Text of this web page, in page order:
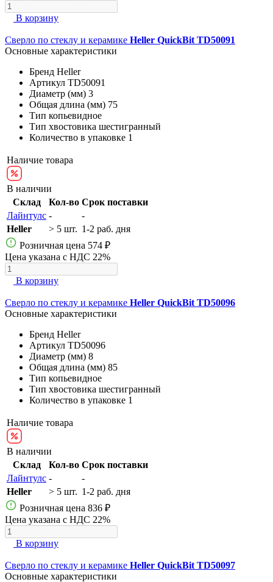
В корзину
Сверло по стеклу и керамике Heller QuickBit TD50091
Основные характеристики
Бренд Heller
Артикул TD50091
Диаметр (мм) 3
Общая длина (мм) 75
Тип копьевидное
Тип хвостовика шестигранный
Количество в упаковке 1
Наличие товара
В наличии
Склад
Кол-во Срок поставки
Лайнтулс -
-
Heller
> 5 шт. 1-2 раб. дня
Розничная цена 574 ₽
Цена указана с НДС 22%
В корзину
Сверло по стеклу и керамике Heller QuickBit TD50096
Основные характеристики
Бренд Heller
Артикул TD50096
Диаметр (мм) 8
Общая длина (мм) 85
Тип копьевидное
Тип хвостовика шестигранный
Количество в упаковке 1
Наличие товара
В наличии
Склад
Кол-во Срок поставки
Лайнтулс -
-
Heller
> 5 шт. 1-2 раб. дня
Розничная цена 836 ₽
Цена указана с НДС 22%
В корзину
Сверло по стеклу и керамике Heller QuickBit TD50097
Основные характеристики